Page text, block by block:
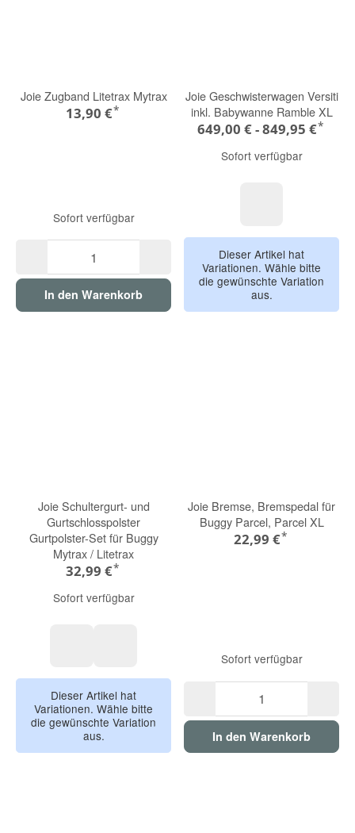
Joie Zugband Litetrax Mytrax
13,90 €*
Sofort verfügbar
In den Warenkorb
Joie Geschwisterwagen Versiti
inkl. Babywanne Ramble XL
649,00 € -849,95 €*
Sofort verfügbar
Dieser Artikel hat
Variationen. Wähle bitte
die gewünschte Variation
aus.
Joie Schultergurt- und
Gurtschlosspolster
Gurtpolster-Set für Buggy
Mytrax / Litetrax
32,99 €*
Sofort verfügbar
Dieser Artikel hat
Variationen. Wähle bitte
die gewünschte Variation
aus.
Joie Bremse, Bremspedal für
Buggy Parcel, Parcel XL
22,99 €*
Sofort verfügbar
In den Warenkorb